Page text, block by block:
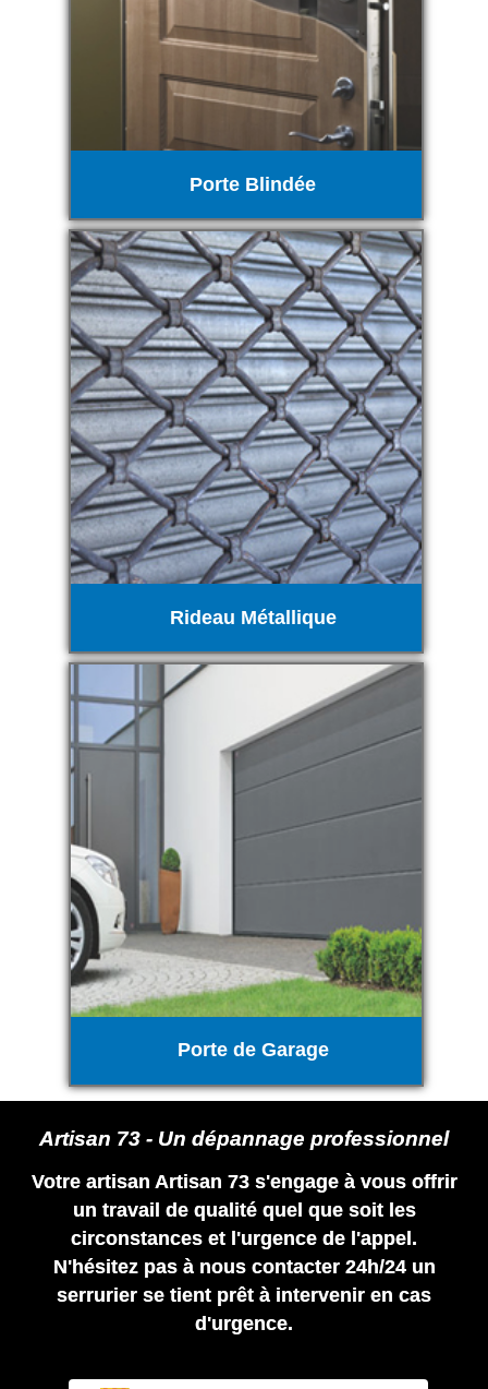
Porte Blindée
Rideau Métallique
Porte de Garage
Artisan 73 - Un dépannage professionnel
Votre artisan Artisan 73 s'engage à vous offrir
un travail de qualité quel que soit les
circonstances et l'urgence de l'appel.
N'hésitez pas à nous contacter 24h/24 un
serrurier se tient prêt à intervenir en cas
d'urgence.